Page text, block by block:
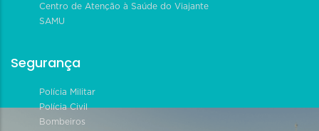
Centro de Atenção à Saúde do Viajante
SAMU
Segurança
Polícia Militar
Polícia Civil
Bombeiros